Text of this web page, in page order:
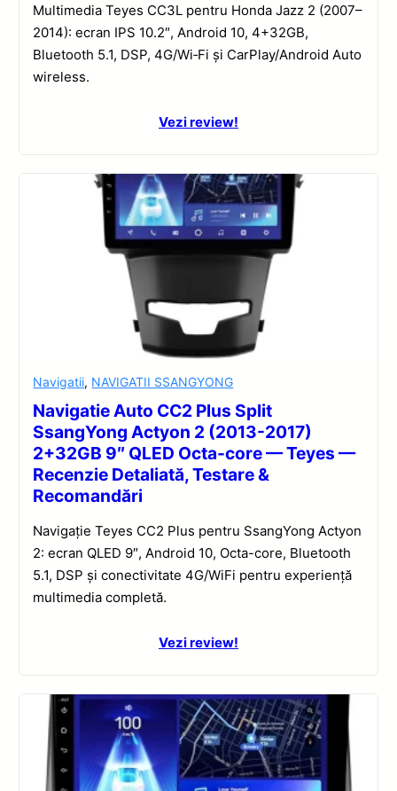
Multimedia Teyes CC3L pentru Honda Jazz 2 (2007–
2014): ecran IPS 10.2″, Android 10, 4+32GB,
Bluetooth 5.1, DSP, 4G/Wi‑Fi și CarPlay/Android Auto
wireless.
Vezi review!
Navigatii, NAVIGATII SSANGYONG
Navigatie Auto CC2 Plus Split
SsangYong Actyon 2 (2013-2017)
2+32GB 9″ QLED Octa-core — Teyes —
Recenzie Detaliată, Testare &
Recomandări
Navigație Teyes CC2 Plus pentru SsangYong Actyon
2: ecran QLED 9″, Android 10, Octa-core, Bluetooth
5.1, DSP și conectivitate 4G/WiFi pentru experiență
multimedia completă.
Vezi review!